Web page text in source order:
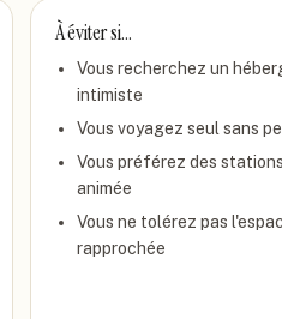
À éviter si…
Vous recherchez un
intimiste
Vous voyagez seul sans
Vous préférez des
animée
Vous ne tolérez pas
rapprochée